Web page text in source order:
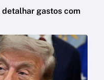
detalhar gastos com